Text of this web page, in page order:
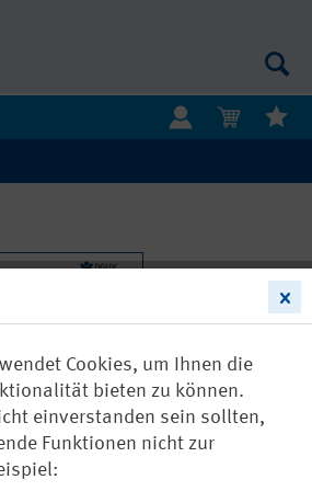
Cookies, um Ihnen die
bieten zu können.
einverstanden sein sollten,
Funktionen nicht zur